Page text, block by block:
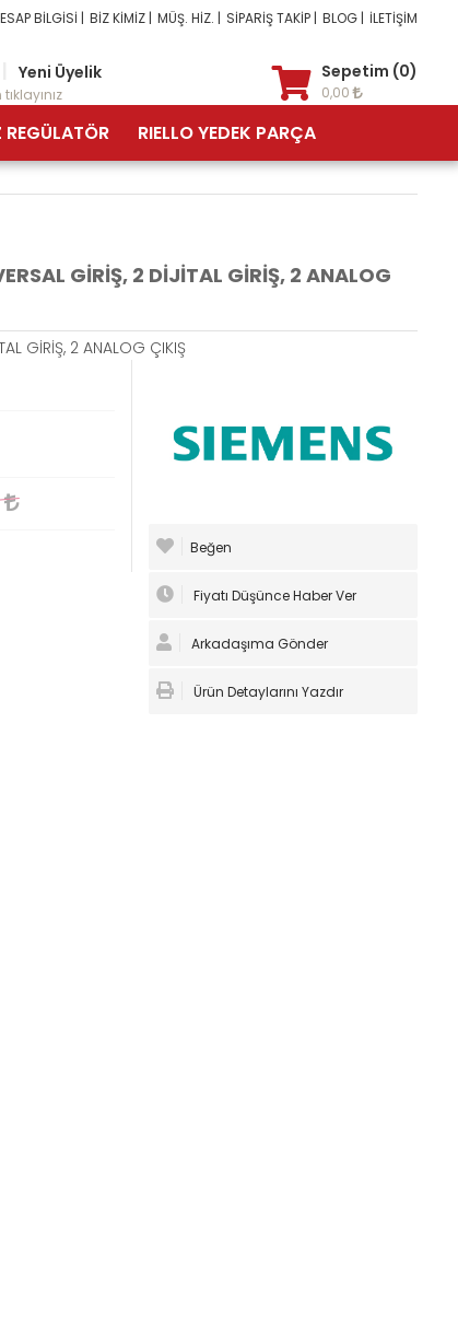
BİLGİSİ | BİZ KİMİZ | MÜŞ. HİZ. | SİPARİŞ TAKİP | BLOG | İLETİŞİM
Yeni Üyelik Sepetim (0)
0,00
REGÜLATÖR RIELLO YEDEK PARÇA
GİRİŞ, 2 DİJİTAL GİRİŞ, 2 ANALOG
GİRİŞ, 2 ANALOG ÇIKIŞ
Beğen
Fiyatı Düşünce Haber Ver
Arkadaşıma Gönder
Ürün Detaylarını Yazdır